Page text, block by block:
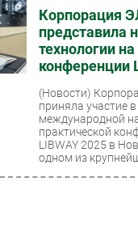
Корпорация
представила
технологии на
конференции
(Новости)
приняла участие в
международной
практической
LIBWAY 2025 в
одном из